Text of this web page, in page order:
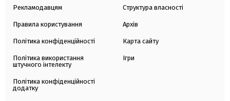
Рекламодавцям
Правила користування
Політика конфіденційності
Політика використання
штучного інтелекту
Політика конфіденційності
додатку
Структура власності
Архів
Карта сайту
Ігри